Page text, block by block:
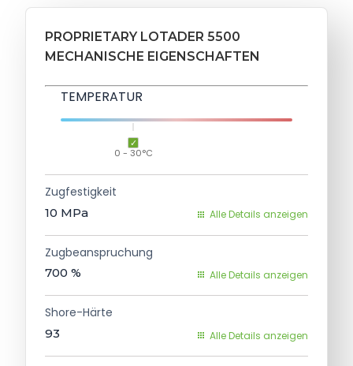
PROPRIETARY LOTADER 5500
MECHANISCHE EIGENSCHAFTEN
TEMPERATUR
0 - 30°C
Zugfestigkeit
10 MPa Alle Details anzeigen
Zugbeanspruchung
700 % Alle Details anzeigen
Shore-Härte
93 Alle Details anzeigen